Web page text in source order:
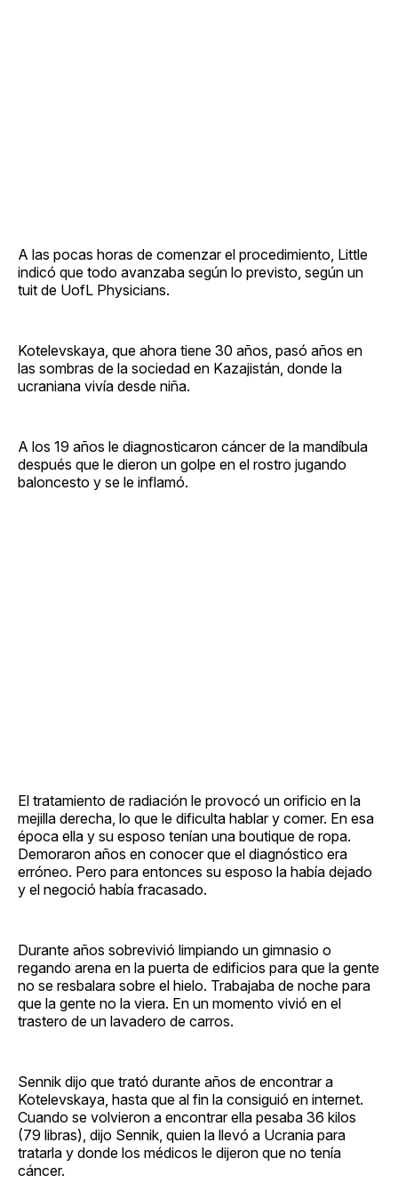
A las pocas horas de comenzar el procedimiento, Little
indicó que todo avanzaba según lo previsto, según un
tuit de UofL Physicians.
Kotelevskaya, que ahora tiene 30 años, pasó años en
las sombras de la sociedad en Kazajistán, donde la
ucraniana vivía desde niña.
A los 19 años le diagnosticaron cáncer de la mandíbula
después que le dieron un golpe en el rostro jugando
baloncesto y se le inflamó.
El tratamiento de radiación le provocó un orificio en la
mejilla derecha, lo que le dificulta hablar y comer. En esa
época ella y su esposo tenían una boutique de ropa.
Demoraron años en conocer que el diagnóstico era
erróneo. Pero para entonces su esposo la había dejado
y el negoció había fracasado.
Durante años sobrevivió limpiando un gimnasio o
regando arena en la puerta de edificios para que la gente
no se resbalara sobre el hielo. Trabajaba de noche para
que la gente no la viera. En un momento vivió en el
trastero de un lavadero de carros.
Sennik dijo que trató durante años de encontrar a
Kotelevskaya, hasta que al fin la consiguió en internet.
Cuando se volvieron a encontrar ella pesaba 36 kilos
(79 libras), dijo Sennik, quien la llevó a Ucrania para
tratarla y donde los médicos le dijeron que no tenía
cáncer.